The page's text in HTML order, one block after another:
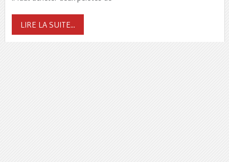
LIRE LA SUITE...